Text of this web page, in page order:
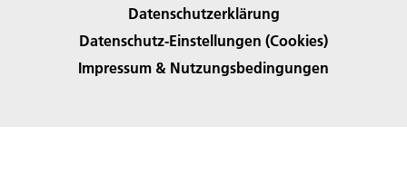
Datenschutzerklärung
Datenschutz-Einstellungen (Cookies)
Impressum & Nutzungsbedingungen